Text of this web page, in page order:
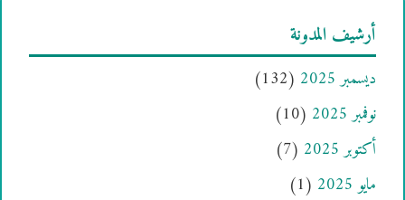
أرشيف المدونة
ديسمبر 2025
(132)
نوفمبر 2025
(10)
أكتوبر 2025
(7)
مايو 2025
(1)